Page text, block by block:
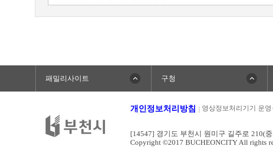
패밀리사이트 구청
개인정보처리방침 영상정보처리기기 운영
[14547] 경기도 부천시 원미구 길주로 210(
Copyright ©2017 BUCHEONCITY All rights